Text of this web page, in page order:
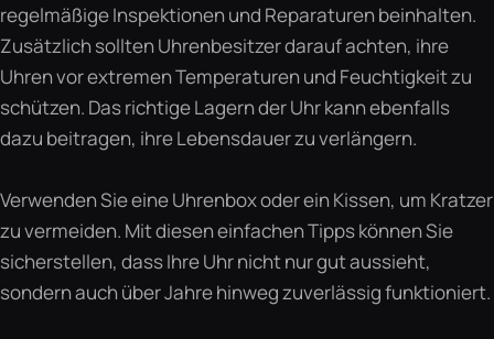
regelmäßige Inspektionen und Reparaturen beinhalten.
Zusätzlich sollten Uhrenbesitzer darauf achten, ihre
Uhren vor extremen Temperaturen und Feuchtigkeit zu
schützen. Das richtige Lagern der Uhr kann ebenfalls
dazu beitragen, ihre Lebensdauer zu verlängern.
Verwenden Sie eine Uhrenbox oder ein Kissen, um Kratzer
zu vermeiden. Mit diesen einfachen Tipps können Sie
sicherstellen, dass Ihre Uhr nicht nur gut aussieht,
sondern auch über Jahre hinweg zuverlässig funktioniert.